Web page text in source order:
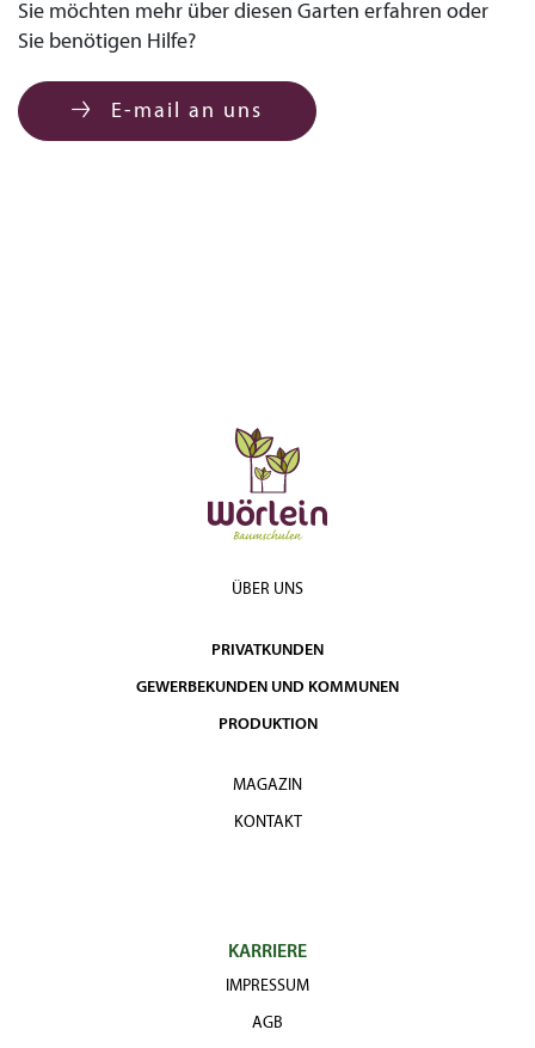
Sie möchten mehr über diesen Garten erfahren oder
Sie benötigen Hilfe?
E-mail an uns
ÜBER UNS
PRIVATKUNDEN
GEWERBEKUNDEN UND KOMMUNEN
PRODUKTION
MAGAZIN
KONTAKT
KARRIERE
IMPRESSUM
AGB